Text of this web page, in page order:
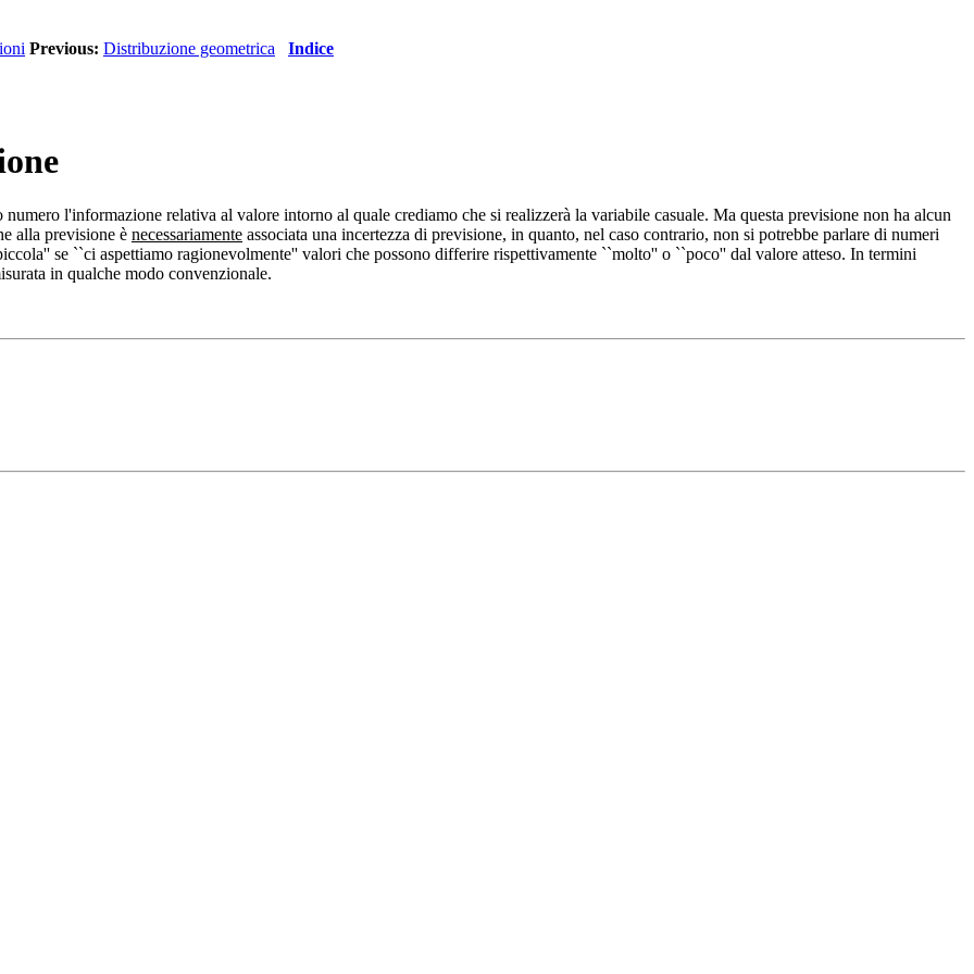
Previous: Distribuzione geometrica Indice
l'informazione relativa al valore intorno al quale crediamo che si realizzerà la variabile casuale. Ma questa previsione non ha alcun
alla previsione è necessariamente associata una incertezza di previsione, in quanto, nel caso contrario, non si potrebbe parlare di numeri
se ``ci aspettiamo ragionevolmente'' valori che possono differire rispettivamente ``molto'' o ``poco'' dal valore atteso. In termini
in qualche modo convenzionale.